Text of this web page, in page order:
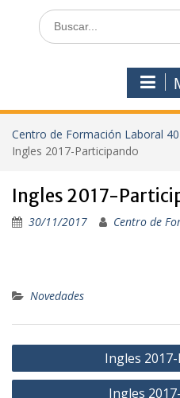
Buscar:
Centro de Formación Laboral
Ingles 2017-Participando
Ingles 2017-
30/11/2017 Centro de
Novedades
Navegación
de
Ingles
Ingles